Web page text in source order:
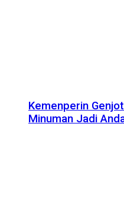
Kemenperin
Minuman Jadi